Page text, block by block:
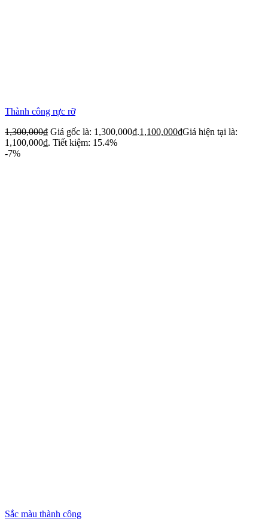
Thành công rực rỡ
1,300,000₫ Giá gốc là: 1,300,000₫.1,100,000₫Giá hiện tại là:
1,100,000₫. Tiết kiệm: 15.4%
-7%
Sắc màu thành công